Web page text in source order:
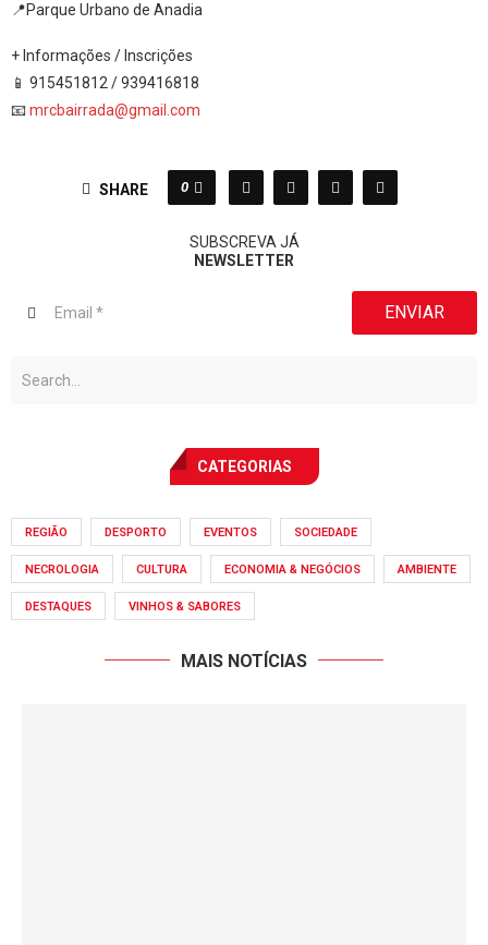
📍Parque Urbano de Anadia
+ Informações / Inscrições
📱 915451812 / 939416818
📧mrcbairrada@gmail.com
SHARE 0
SUBSCREVA JÁ
NEWSLETTER
ENVIAR
CATEGORIAS
REGIÃO DESPORTO EVENTOS SOCIEDADE
NECROLOGIA CULTURA ECONOMIA & NEGÓCIOS AMBIENTE
DESTAQUES VINHOS & SABORES
MAIS NOTÍCIAS